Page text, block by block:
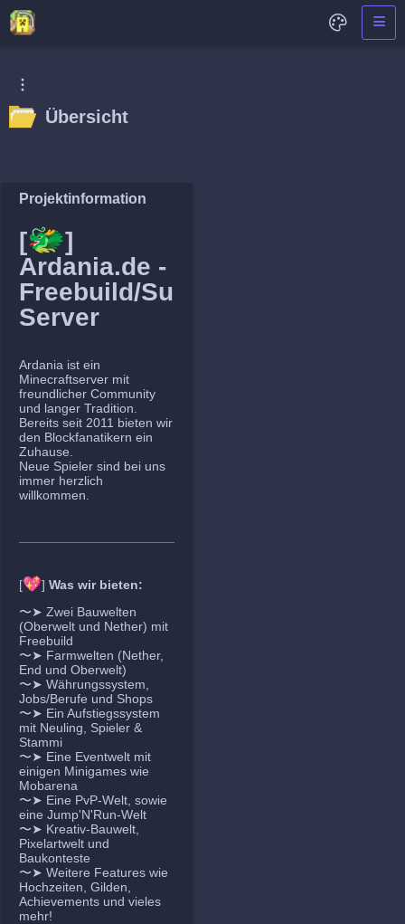
Übersicht
Projektinformation
[🐲]
Ardania.de -
Freebuild/Survival
Server
Ardania ist ein
Minecraftserver mit
freundlicher Community
und langer Tradition.
Bereits seit 2011 bieten wir
den Blockfanatikern ein
Zuhause.
Neue Spieler sind bei uns
immer herzlich
willkommen.
[💖] Was wir bieten:
〜➤ Zwei Bauwelten
(Oberwelt und Nether) mit
Freebuild
〜➤ Farmwelten (Nether,
End und Oberwelt)
〜➤ Währungssystem,
Jobs/Berufe und Shops
〜➤ Ein Aufstiegssystem
mit Neuling, Spieler &
Stammi
〜➤ Eine Eventwelt mit
einigen Minigames wie
Mobarena
〜➤ Eine PvP-Welt, sowie
eine Jump'N'Run-Welt
〜➤ Kreativ-Bauwelt,
Pixelartwelt und
Baukonteste
〜➤ Weitere Features wie
Hochzeiten, Gilden,
Achievements und vieles
mehr!